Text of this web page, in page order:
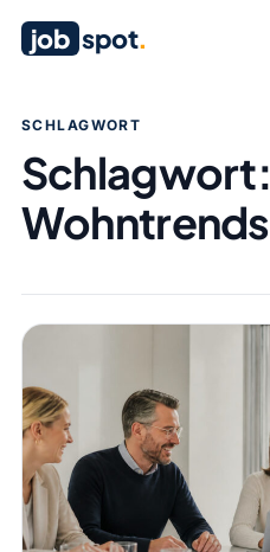
job spot.
SCHLAGWORT
Schlagwort:
Wohntrends